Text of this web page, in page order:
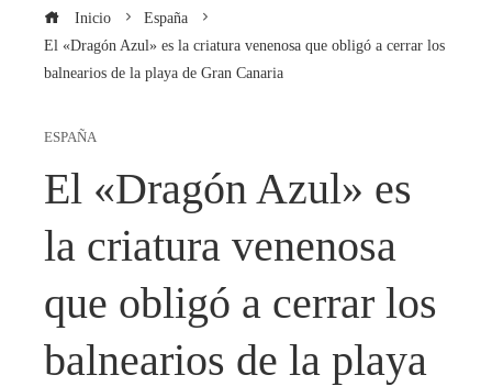
Inicio
España
El «Dragón Azul» es la criatura venenosa que obligó a cerrar los
balnearios de la playa de Gran Canaria
ESPAÑA
El «Dragón Azul» es
la criatura venenosa
que obligó a cerrar los
balnearios de la playa